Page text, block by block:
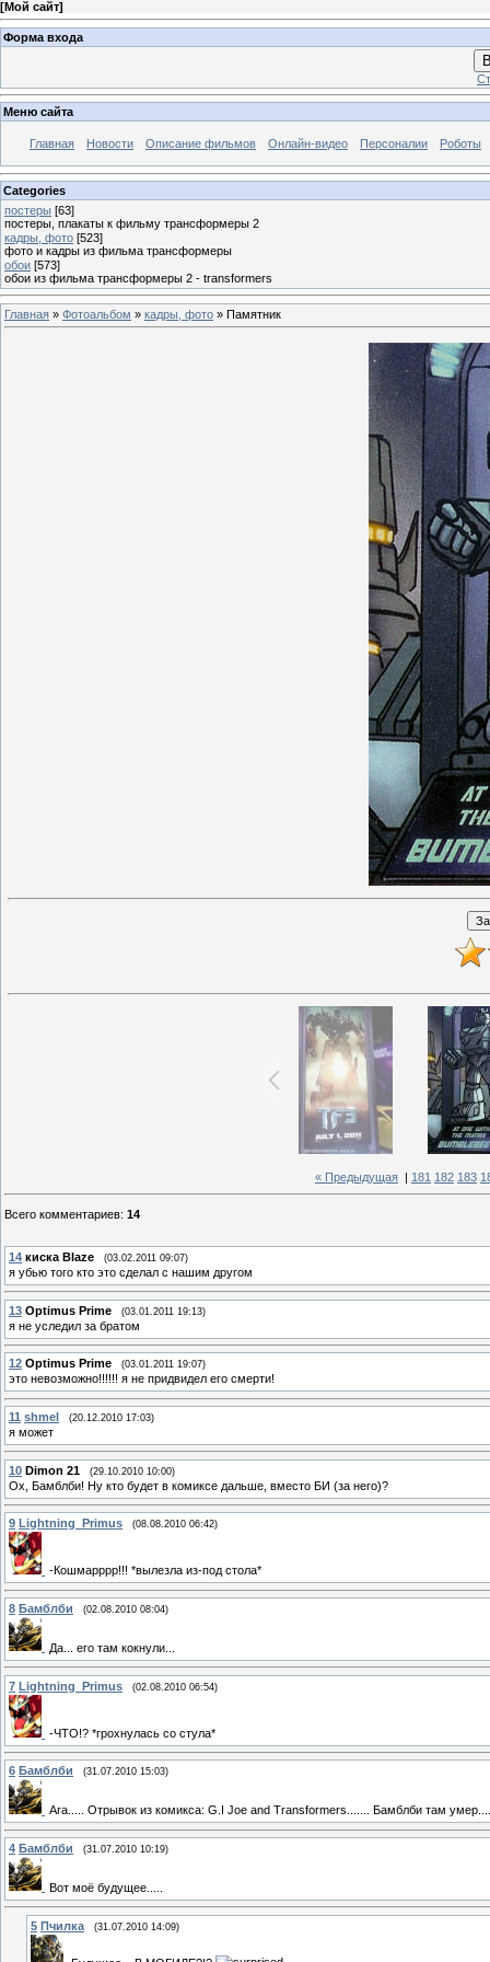
[Мой сайт]
Форма входа
Меню сайта
Главная Новости Описание фильмов Онлайн-видео Персоналии Роботы
Categories
постеры [63]
постеры, плакаты к фильму трансформеры 2
кадры, фото [523]
фото и кадры из фильма трансформеры
обои [573]
обои из фильма трансформеры 2 - transformers
Главная » Фотоальбом » кадры, фото » Памятник
« Предыдущая 181 182 183
Всего комментариев: 14
14 киска Blaze (03.02.2011 09:07)
я убью того кто это сделал с нашим другом
13 Optimus Prime (03.01.2011 19:13)
я не уследил за братом
12 Optimus Prime (03.01.2011 19:07)
это невозможно!!!!!! я не придвидел его смерти!
11 shmel (20.12.2010 17:03)
я может
10 Dimon 21 (29.10.2010 10:00)
Ох, Бамблби! Ну кто будет в комиксе дальше, вместо БИ (за него)?
9 Lightning_Primus (08.08.2010 06:42)
-Кошмарррр!!! *вылезла из-под стола*
8 Бамблби (02.08.2010 08:04)
Да... его там кокнули...
7 Lightning_Primus (02.08.2010 06:54)
-ЧТО!? *грохнулась со стула*
6 Бамблби (31.07.2010 15:03)
Ага..... Отрывок из комикса: G.I Joe and Transformers....... Бамблби там
4 Бамблби (31.07.2010 10:19)
Вот моё будущее.....
5 Пчилка (31.07.2010 14:09)